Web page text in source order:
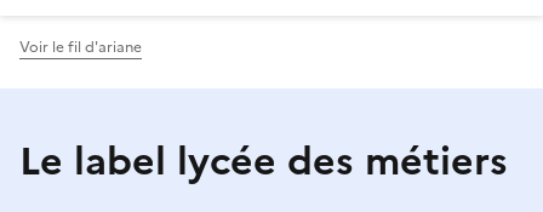
Voir le fil d'ariane
Le label lycée des métiers